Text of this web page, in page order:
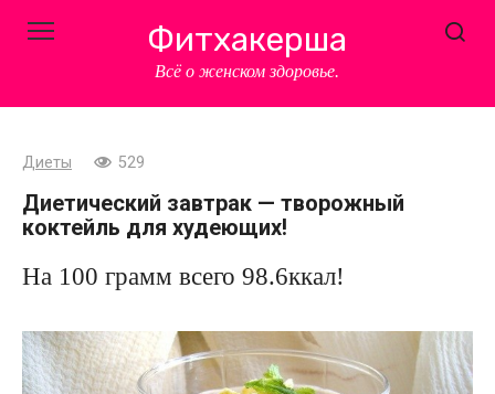
Фитхакерша
Всё о женском здоровье.
Диеты 529
Диетический завтрак — творожный
коктейль для худеющих!
На 100 грамм всего 98.6ккал!